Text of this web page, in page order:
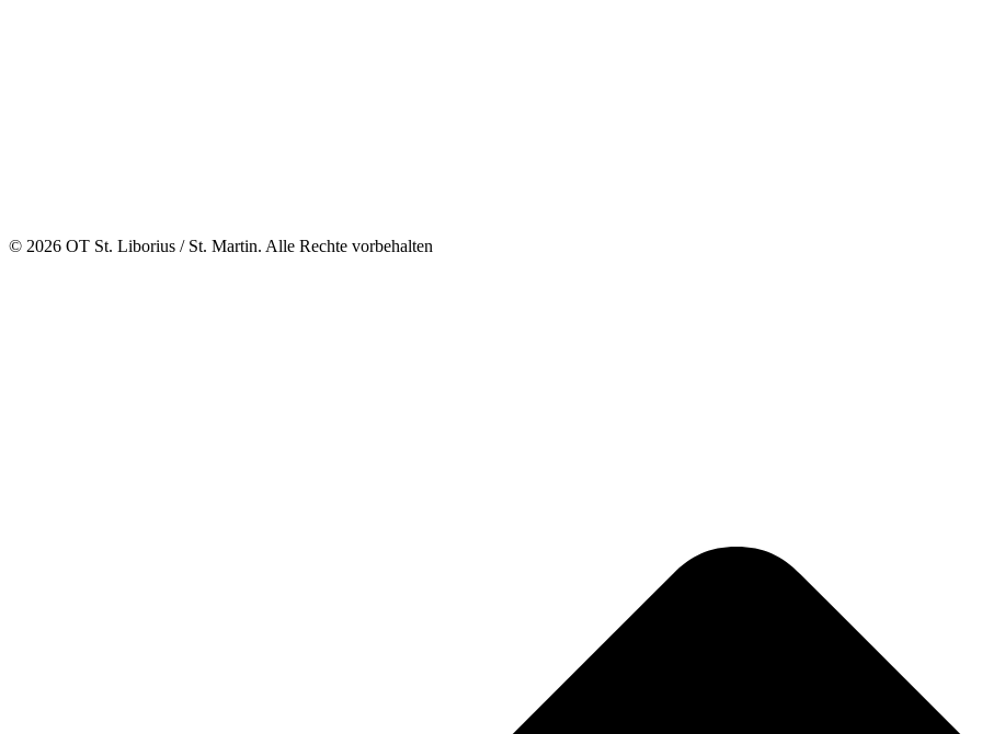
© 2026 OT St. Liborius / St. Martin. Alle Rechte vorbehalten